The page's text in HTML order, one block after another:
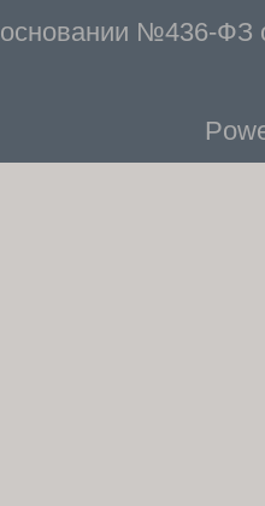
основании №436-ФЗ